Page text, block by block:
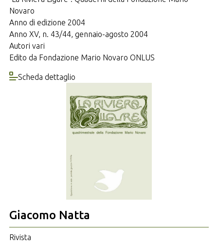
Novaro
Anno di edizione 2004
Anno XV, n. 43/44, gennaio-agosto 2004
Autori vari
Edito da Fondazione Mario Novaro ONLUS
Scheda dettaglio
Giacomo Natta
Rivista